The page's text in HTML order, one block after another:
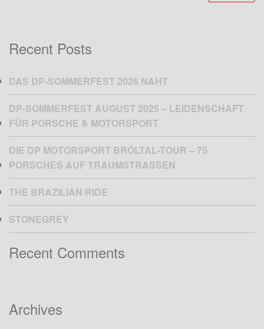
Recent Posts
DAS DP-SOMMERFEST 2026 NAHT
DP-SOMMERFEST AUGUST 2025 – LEIDENSCHAFT
FÜR PORSCHE & MOTORSPORT
DIE DP MOTORSPORT BRÖLTAL-TOUR – 75
PORSCHES AUF TRAUMSTRASSEN
THE BRAZILIAN RIDE
STONEGREY
Recent Comments
Archives